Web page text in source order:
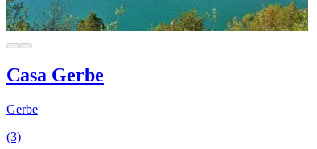
Casa Gerbe
Gerbe
(3)